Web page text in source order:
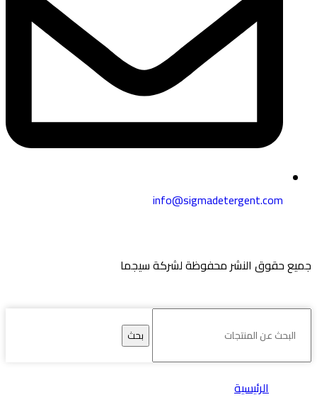
info@sigmadetergent.com
جميع حقوق النشر محفوظة لشركة سيجما
بحث
الرئيسية